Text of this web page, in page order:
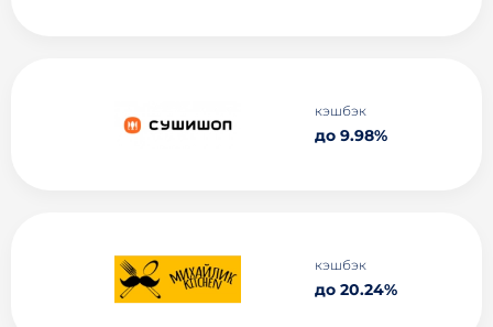
кэшбэк
до 9.98%
кэшбэк
до 20.24%